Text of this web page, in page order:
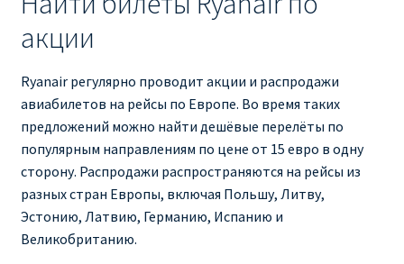
RYANAIR ПОДГОРИЦА, ЧЕРНОГОРИЯ
Ryanair Польша
RYANAIR ПОРТУГАЛИЯ
RYANAIR ПОСАДОЧНЫЙ ТАЛОН – BOARDING PASS
Ryanair Россия
акции
Ryanair регулярно проводит акции и распродажи
авиабилетов на рейсы по Европе. Во время таких
предложений можно найти дешёвые перелёты по
популярным направлениям по цене от 15 евро в одну
сторону. Распродажи распространяются на рейсы из
разных стран Европы, включая Польшу, Литву,
Эстонию, Латвию, Германию, Испанию и
Великобританию.